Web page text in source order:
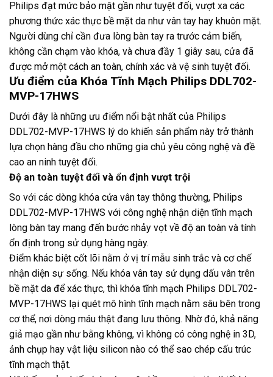
Philips đạt mức bảo mật gần như tuyệt đối, vượt xa các
phương thức xác thực bề mặt da như vân tay hay khuôn mặt.
Người dùng chỉ cần đưa lòng bàn tay ra trước cảm biến,
không cần chạm vào khóa, và chưa đầy 1 giây sau, cửa đã
được mở một cách an toàn, chính xác và vệ sinh tuyệt đối.
Ưu điểm của Khóa Tĩnh Mạch Philips DDL702-
MVP-17HWS
Dưới đây là những ưu điểm nổi bật nhất của Philips
DDL702-MVP-17HWS lý do khiến sản phẩm này trở thành
lựa chọn hàng đầu cho những gia chủ yêu công nghệ và đề
cao an ninh tuyệt đối.
Độ an toàn tuyệt đối và ổn định vượt trội
So với các dòng khóa cửa vân tay thông thường, Philips
DDL702-MVP-17HWS với công nghệ nhận diện tĩnh mạch
lòng bàn tay mang đến bước nhảy vọt về độ an toàn và tính
ổn định trong sử dụng hàng ngày.
Điểm khác biệt cốt lõi nằm ở vị trí mẫu sinh trắc và cơ chế
nhận diện sự sống. Nếu khóa vân tay sử dụng dấu vân trên
bề mặt da để xác thực, thì khóa tĩnh mạch Philips DDL702-
MVP-17HWS lại quét mô hình tĩnh mạch nằm sâu bên trong
cơ thể, nơi dòng máu thật đang lưu thông. Nhờ đó, khả năng
giả mạo gần như bằng không, vì không có công nghệ in 3D,
ảnh chụp hay vật liệu silicon nào có thể sao chép cấu trúc
tĩnh mạch thật.